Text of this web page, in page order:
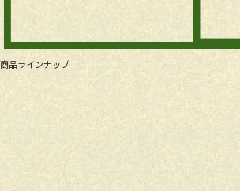
商品ラインナップ